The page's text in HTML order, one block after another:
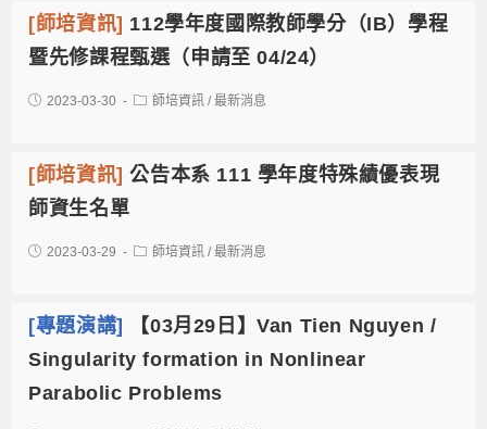
[師培資訊] 112學年度國際教師學分（IB）學程
暨先修課程甄選（申請至 04/24）
2023-03-30 師培資訊 / 最新消息
[師培資訊]公告本系 111 學年度特殊績優表現
師資生名單
2023-03-29 師培資訊 / 最新消息
[專題演講]
【03月29日】Van Tien Nguyen /
Singularity formation in Nonlinear
Parabolic Problems